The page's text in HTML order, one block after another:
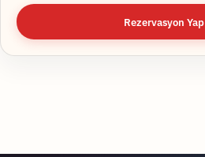
Rezervasyon Yap